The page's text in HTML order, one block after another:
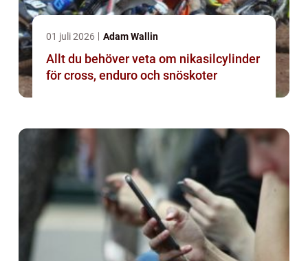
01 juli 2026 Adam Wallin
Allt du behöver veta om nikasilcylinder
för cross, enduro och snöskoter